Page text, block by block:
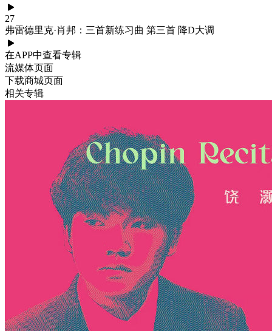
27
弗雷德里克·肖邦：三首新练习曲 第三首 降D大调
在APP中查看专辑
流媒体页面
下载商城页面
相关专辑